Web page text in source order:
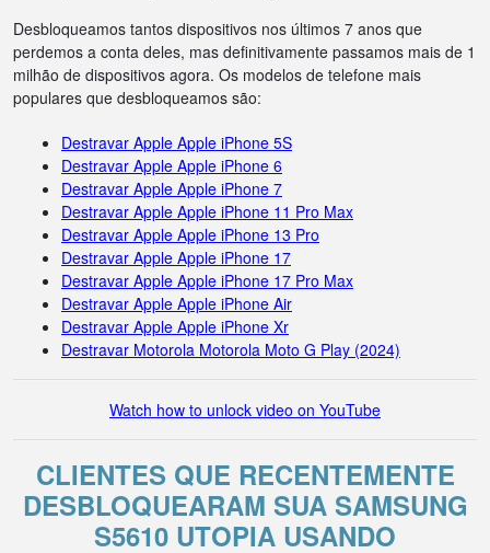
Desbloqueamos tantos dispositivos nos últimos 7 anos que
perdemos a conta deles, mas definitivamente passamos mais de 1
milhão de dispositivos agora. Os modelos de telefone mais
populares que desbloqueamos são:
Destravar Apple Apple iPhone 5S
Destravar Apple Apple iPhone 6
Destravar Apple Apple iPhone 7
Destravar Apple Apple iPhone 11 Pro Max
Destravar Apple Apple iPhone 13 Pro
Destravar Apple Apple iPhone 17
Destravar Apple Apple iPhone 17 Pro Max
Destravar Apple Apple iPhone Air
Destravar Apple Apple iPhone Xr
Destravar Motorola Motorola Moto G Play (2024)
Watch how to unlock video on YouTube
CLIENTES QUE RECENTEMENTE
DESBLOQUEARAM SUA SAMSUNG
S5610 UTOPIA USANDO